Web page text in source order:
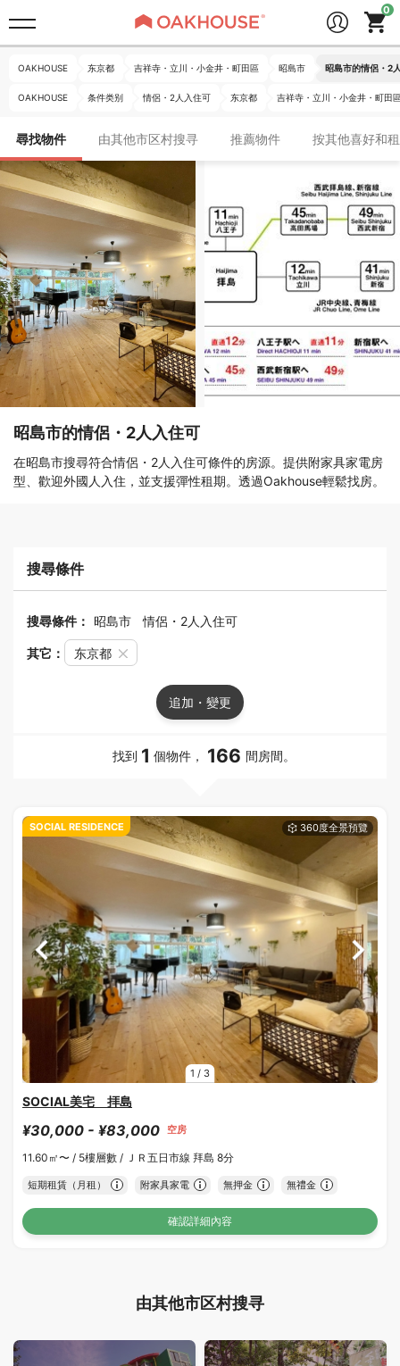
OAKHOUSE 东京都 吉祥寺・立川・小金井・町田區 昭島市 昭島市的情侶・2
OAKHOUSE 条件类别 情侶・2人入住可 东京都 吉祥寺・立川・小金井・町田
尋找物件 由其他市区村搜寻 推薦物件 按其他喜好和
昭島市的情侶・2人入住可
在昭島市搜尋符合情侶・2人入住可條件的房源。提供附家具家電房
型、歡迎外國人入住，並支援彈性租期。透過Oakhouse輕鬆找房。
搜尋條件
搜尋條件： 昭島市 情侶・2人入住可
其它： 东京都
追加・變更
找到 1 個物件， 166 間房間。
1 / 3
SOCIAL RESIDENCE
SOCIAL美宅 拝島
¥30,000 - ¥83,000 空房
11.60㎡〜 / 5樓層數 / ＪＲ五日市線 拜島 8分
短期租賃（月租） 附家具家電 無押金 無禮金
確認詳細內容
由其他市区村搜寻